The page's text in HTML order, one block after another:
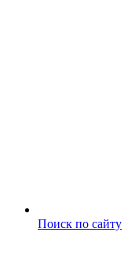
Поиск по сайту